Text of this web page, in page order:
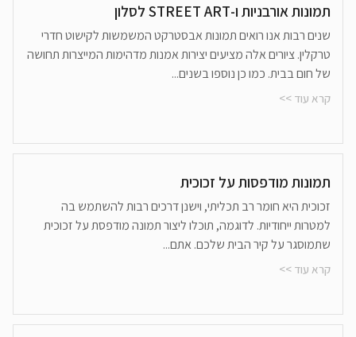
תמונות אורבניות ו-STREET ART לסלון
שנים רבות אנו רואים תמונות אבסטרקט המשמשות לקישוט חדרי
טרקלין. ציורים אלה מציעים יצירות אמנות מדהימות המייצרות תחושה
של חום בבית. כמו כן נוספו בשנים...
קרא עוד >>
תמונות מודפסות על זכוכית
זכוכית היא חומר רב תכליתי, וישנן דרכים רבות להשתמש בה
למטרות ייחודיות. לדוגמה, תוכלו ליצור תמונה מודפסת על זכוכית
שתמוסגר על קיר הבית שלכם. אתם...
קרא עוד >>